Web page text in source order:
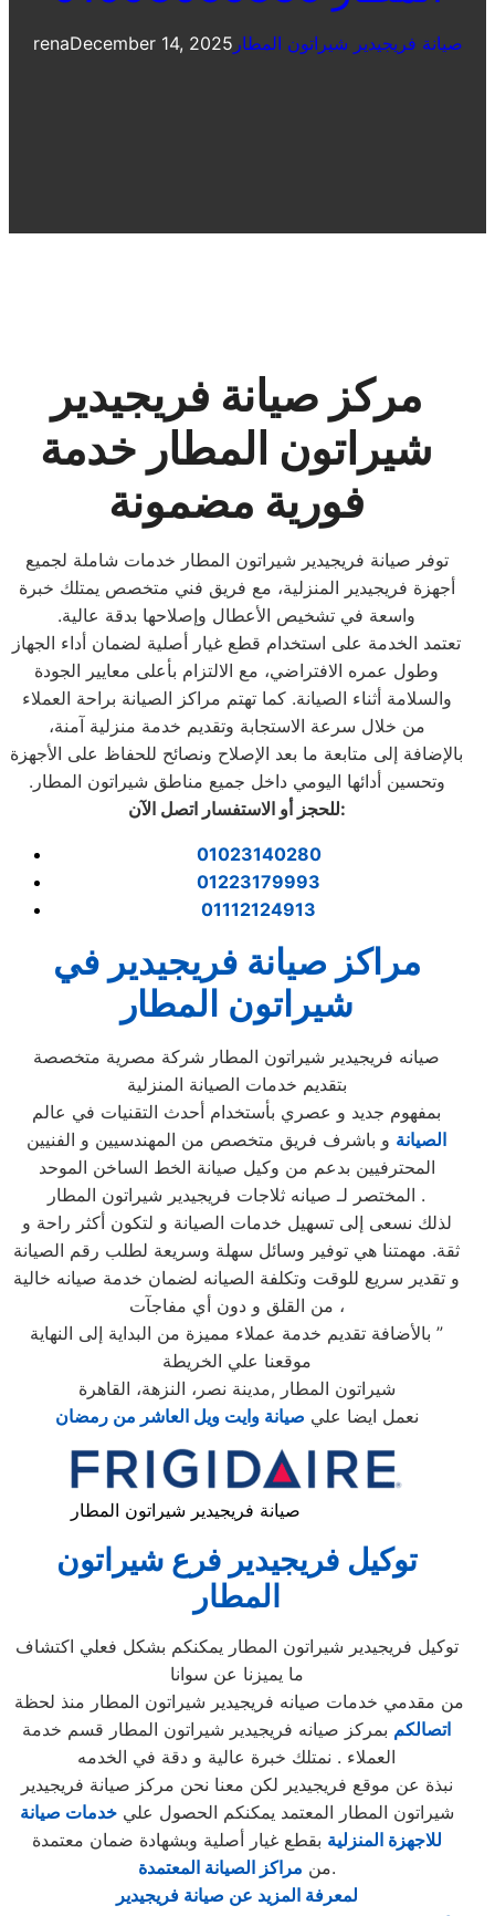
renaDecember 14, 2025 صيانة فريجيدير شيراتون المطار
مركز صيانة فريجيدير
شيراتون المطار خدمة
فورية مضمونة
توفر صيانة فريجيدير شيراتون المطار خدمات شاملة لجميع
أجهزة فريجيدير المنزلية، مع فريق فني متخصص يمتلك خبرة
واسعة في تشخيص الأعطال وإصلاحها بدقة عالية.
تعتمد الخدمة على استخدام قطع غيار أصلية لضمان أداء الجهاز
وطول عمره الافتراضي، مع الالتزام بأعلى معايير الجودة
والسلامة أثناء الصيانة. كما تهتم مراكز الصيانة براحة العملاء
من خلال سرعة الاستجابة وتقديم خدمة منزلية آمنة،
بالإضافة إلى متابعة ما بعد الإصلاح ونصائح للحفاظ على الأجهزة
وتحسين أدائها اليومي داخل جميع مناطق شيراتون المطار.
للحجز أو الاستفسار اتصل الآن:
01023140280
01223179993
01112124913
مراكز صيانة فريجيدير في
شيراتون المطار
صيانه فريجيدير شيراتون المطار شركة مصرية متخصصة
بتقديم خدمات الصيانة المنزلية
بمفهوم جديد و عصري بأستخدام أحدث التقنيات في عالم
الصيانة و باشرف فريق متخصص من المهندسيين و الفنيين
المحترفيين بدعم من وكيل صيانة الخط الساخن الموحد
المختصر لـ صيانه ثلاجات فريجيدير شيراتون المطار .
لذلك نسعى إلى تسهيل خدمات الصيانة و لتكون أكثر راحة و
ثقة. مهمتنا هي توفير وسائل سهلة وسريعة لطلب رقم الصيانة
و تقدير سريع للوقت وتكلفة الصيانه لضمان خدمة صيانه خالية
من القلق و دون أي مفاجآت ،
بالأضافة تقديم خدمة عملاء مميزة من البداية إلى النهاية ”
موقعنا علي الخريطة
شيراتون المطار ,مدينة نصر، النزهة، القاهرة
نعمل ايضا علي صيانة وايت ويل العاشر من رمضان
صيانة فريجيدير شيراتون المطار
توكيلفريجيدير فرعشيراتون
المطار
توكيل فريجيدير شيراتون المطار يمكنكم بشكل فعلي اكتشاف
ما يميزنا عن سوانا
من مقدمي خدمات صيانه فريجيدير شيراتون المطار منذ لحظة
اتصالكم بمركز صيانه فريجيدير شيراتون المطار قسم خدمة
العملاء . نمتلك خبرة عالية و دقة في الخدمه
نبذة عن موقع فريجيدير لكن معنا نحن مركز صيانة فريجيدير
شيراتون المطار المعتمد يمكنكم الحصول عليخدمات صيانة
للاجهزة المنزلية بقطع غيار أصلية وبشهادة ضمان معتمدة
من مراكز الصيانة المعتمدة
.
لمعرفة المزيد عن صيانة فريجيدير